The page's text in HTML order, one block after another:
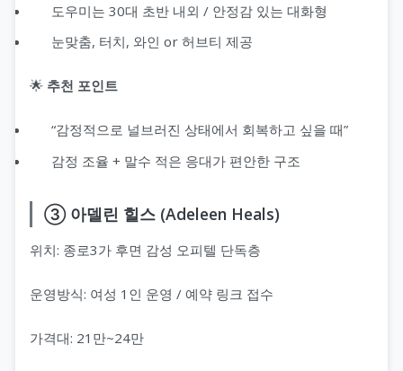
도우미는 30대 초반 내외 / 안정감 있는 대화형
눈맞춤, 터치, 와인 or 허브티 제공
🌟 추천 포인트
“감정적으로 널브러진 상태에서 회복하고 싶을 때”
감정 조율 + 말수 적은 응대가 편안한 구조
③ 아델린 힐스 (Adeleen Heals)
위치: 종로3가 후면 감성 오피텔 단독층
운영방식: 여성 1인 운영 / 예약 링크 접수
가격대: 21만~24만